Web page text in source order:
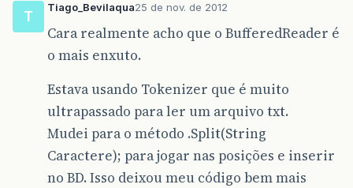
T
Tiago_Bevilaqua25 de nov. de 2012
Cara realmente acho que o BufferedReader é
o mais enxuto.
Estava usando Tokenizer que é muito
ultrapassado para ler um arquivo txt.
Mudei para o método .Split(String
Caractere); para jogar nas posições e inserir
no BD. Isso deixou meu código bem mais